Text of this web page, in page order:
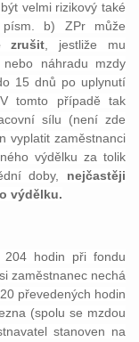
velmi rizikový také
b) ZPr může
zrušit , jestliže mu
náhradu mzdy
15 dnů po uplynutí
tomto případě tak
sílu (není zde
vyplatit zaměstnanci
výdělku za tolik
doby, nejčastěji
výdělku.
204 hodin při fondu
zaměstnanec nechá
převedených hodin
(spolu se mzdou
stanoven na